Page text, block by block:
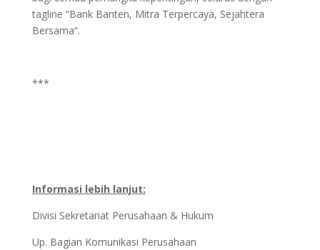
tagline “Bank Banten, Mitra Terpercaya, Sejahtera
Bersama“.
***
Informasi lebih lanjut:
Divisi Sekretariat Perusahaan & Hukum
Up. Bagian Komunikasi Perusahaan